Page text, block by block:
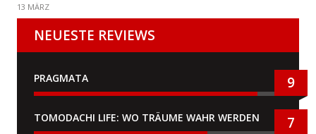
13 MÄRZ
NEUESTE REVIEWS
PRAGMATA 9
TOMODACHI LIFE: WO TRÄUME WAHR WERDEN 7